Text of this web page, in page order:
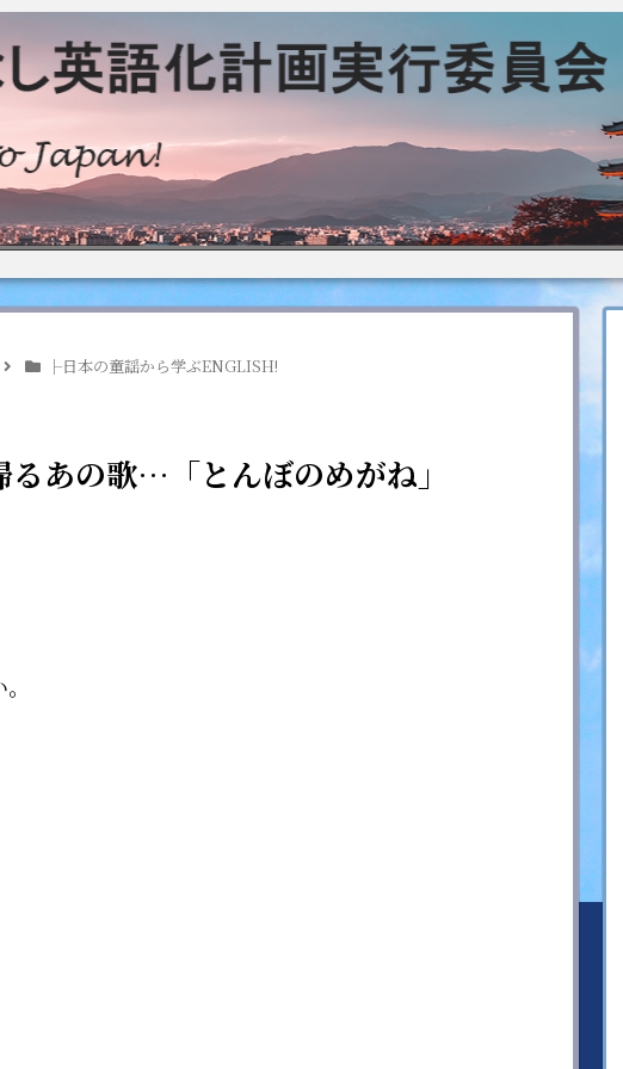
├日本の童謡から学ぶENGLISH!
の歌…「とんぼのめがね」